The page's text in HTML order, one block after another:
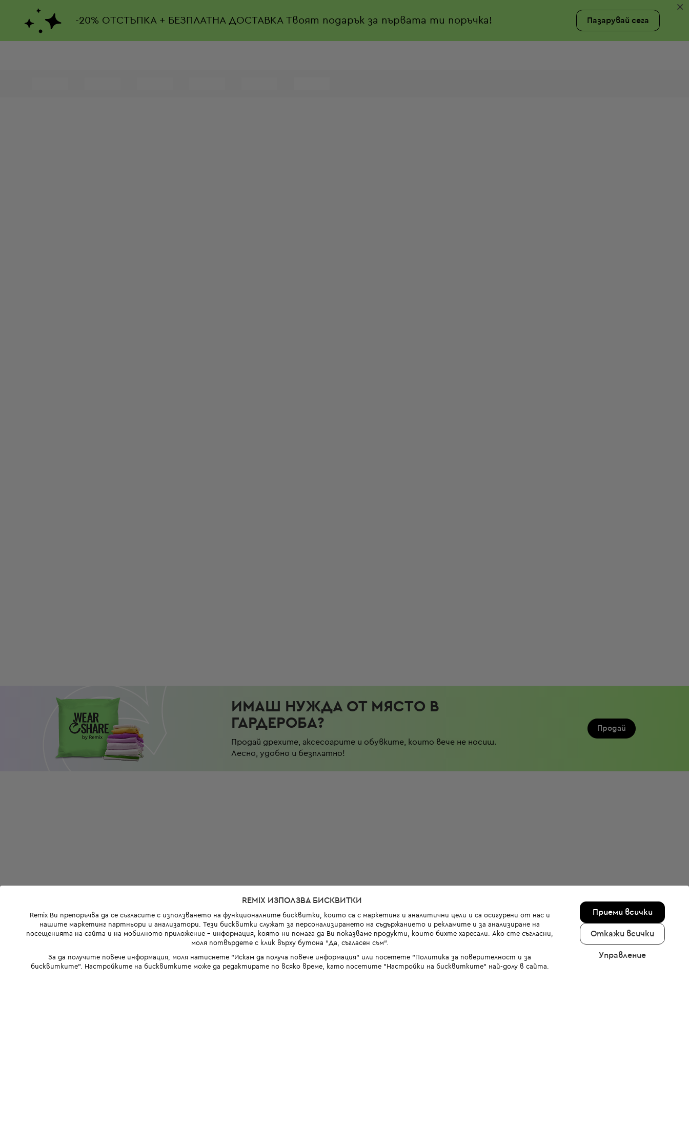
-20% ОТСТЪПКА + БЕЗПЛАТНА ДОСТАВКАТвоят подарък за първата ти поръчка! Пазарувай сега
×
ИМАШ НУЖДА ОТ МЯСТО В
ГАРДЕРОБА?
Продай дрехите, аксесоарите и обувките, които вече не носиш.
Лесно, удобно и безплатно!
Продай
REMIX ИЗПОЛЗВА БИСКВИТКИ
Remix Ви препоръчва да се съгласите с използването на функционалните бисквитки, които са с маркетинг и аналитични цели и са осигурени от нас и
нашите маркетинг партньори и анализатори. Тези бисквитки служат за персонализирането на съдържанието и рекламите и за анализиране на
посещенията на сайта и на мобилното приложение - информация, която ни помага да Ви показваме продукти, които бихте харесали. Ако сте съгласни,
моля потвърдете с клик върху бутона “Да, съгласен съм“.
За да получите повече информация, моля натиснете "Искам да получа повече информация" или посетете "Политика за поверителност и за
бисквитките". Настройките на бисквитките може да редактирате по всяко време, като посетите "Настройки на бисквитките" най-долу в сайта.
Приеми всички
Откажи всички
Управление